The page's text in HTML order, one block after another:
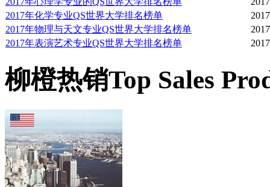
伊士曼音乐学院
伊士曼音乐学院有自己
特市城区。该校区有学
演设施与伊士曼剧院。
图书馆西布利音乐图书
2017年化学专业QS世界大学排名榜单
2017
2017年物理与天文专业QS世界大学排名榜单
2017
2017年表演艺术专业QS世界大学排名榜单
2017
柳橙热销Top Sales